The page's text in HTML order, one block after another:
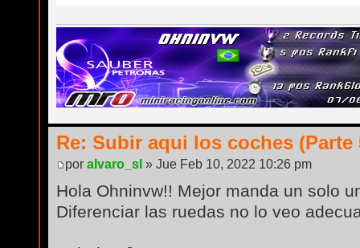
Re: Subir aqui los coches (Parte
por alvaro_sl » Jue Feb 10, 2022 10:26 pm
Hola Ohninvw!! Mejor manda un solo
Diferenciar las ruedas no lo veo